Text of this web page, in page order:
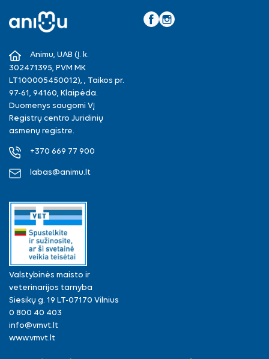
Animu, UAB (Į. k.
302471395, PVM MK
LT100005450012), , Taikos pr.
97-61, 94160, Klaipėda.
Duomenys saugomi VĮ
Registrų centro Juridinių
asmenų registre.
+370 669 77 900
labas@animu.lt
Valstybinės maisto ir
veterinarijos tarnyba
Siesikų g. 19 LT-07170 Vilnius
0 800 40 403
info@vmvt.lt
www.vmvt.lt